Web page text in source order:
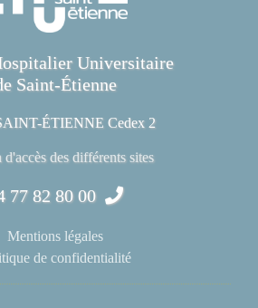
Universitaire
Saint-Étienne
ÉTIENNE Cedex 2
d'accès des différents sites
77 82 80 00
Mentions légales
de confidentialité